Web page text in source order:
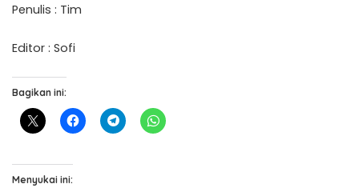
Penulis : Tim
Editor : Sofi
Bagikan ini:
Menyukai ini: